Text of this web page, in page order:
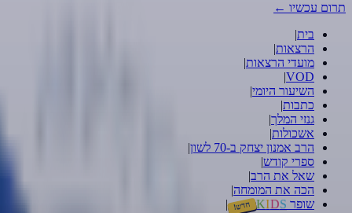
תרום עכשיו ←
בית|
הרצאות|
מועדי הרצאות|
VOD
|
השיעור היומי|
כתבות|
גנזי המלך|
אשכולות|
הרב אמנון יצחק ב-70 לשון
|
ספרי קודש|
שאל את הרב|
הכה את המומחה|
שופר
KIDS חדש! |